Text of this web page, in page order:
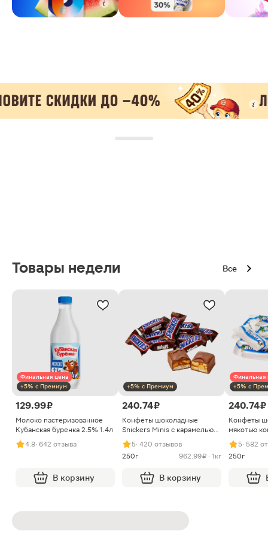
Товары недели Все
Финальная цена
+5% с Премиум
129.99 ₽
Молоко пастеризованное
Кубанская буренка 2.5% 1.4л
4.8· 642 отзыва
В корзину
+5% с Премиум
240.74 ₽
Конфеты шоколадные
Snickers Minis с карамелью
арахисом и нугой
5· 420 отзывов
250г
962.99 ₽ · 1кг
В корзину
Финальная
+5% с
240.74 ₽
Конфеты
мякотью
5· 582
250г